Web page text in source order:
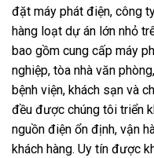
đặt máy phát điện, công
hàng loạt dự án lớn nhỏ
bao gồm cung cấp máy
nghiệp, tòa nhà văn
bệnh viện, khách sạn và
đều được chúng tôi triển
nguồn điện ổn định, vận
khách hàng. Uy tín được